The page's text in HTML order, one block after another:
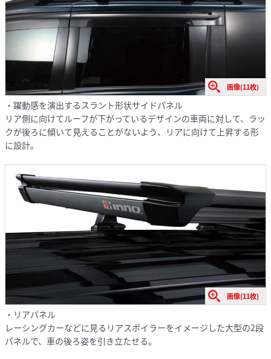
画像(11枚)
・躍動感を演出するスラント形状サイドパネル
リア側に向けてルーフが下がっているデザインの車両に対して、ラッ
クが後ろに傾いて見えることがないよう、リアに向けて上昇する形
に設計。
画像(11枚)
・リアパネル
レーシングカーなどに見るリアスポイラーをイメージした大型の2段
パネルで、車の後ろ姿を引き立たせる。